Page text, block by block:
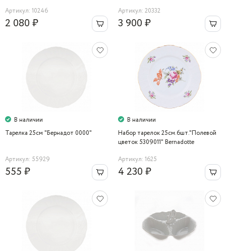
Артикул: 10246
2 080 ₽
Артикул: 20332
3 900 ₽
В наличии
Тарелка 25см "Бернадот 0000"
Артикул: 55929
555 ₽
В наличии
Набор тарелок 25см.6шт."Полевой
цветок 5309011" Bernadotte
Артикул: 1625
4 230 ₽